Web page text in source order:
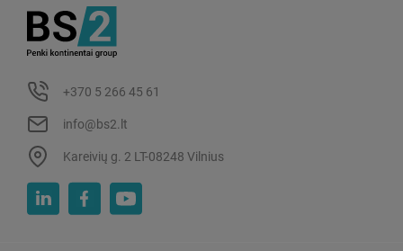
+370 5 266 45 61
info@bs2.lt
Kareivių g. 2 LT-08248 Vilnius